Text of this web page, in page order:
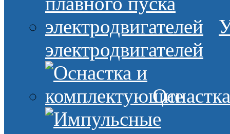
электродвигателей